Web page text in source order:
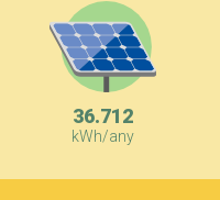
36.712
kWh/any